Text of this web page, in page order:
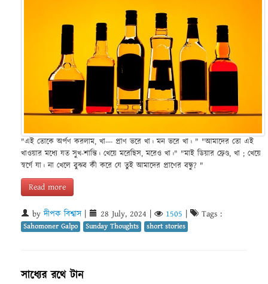
"এই তোকে অর্পণ করলাম, খা--- প্রাণ ভরে খা। মন ভরে খা। " "আমাদের তো এই
খাওয়ার মধ্যে যত সুখ-শান্তি। খেয়ে মরেছিস, মরেও খা।" "মাই ডিয়ার ফ্রেণ্ড, খা ; খেয়ে
স্বর্গে যা। না খেলে বুঝব কী করে যে তুই আমাদের প্রাণের বন্ধু? "
Read more
byদীপক বিশ্বাস| 28 July, 2024 1505 Tags :
Sahomoner Galpo Sunday Thoughts short stories
সাধ্যের রথে টান